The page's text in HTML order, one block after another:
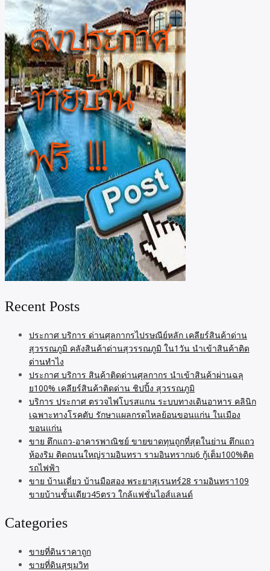
Recent Posts
ประกาศ บริการ ด่านศุลกากรไปรษณีย์หลัก เคลียร์สินค้าด่าน
สุวรรณภูมิ คลังสินค้าด่านสุวรรณภูมิ ใน1วัน นำเข้าสินค้าติด
ด่านทำไง
ประกาศ บริการ สินค้าติดด่านศุลกากร นำเข้าสินค้าผ่านฉลุ
ย100% เคลียร์สินค้าติดด่าน ชิปปิ้ง สุวรรณภูมิ
บริการ ประกาศ ตรวจไฟโบรสแกน ระบบทางเดินอาหาร คลินิก
เฉพาะทางโรคตับ รักษาแผลกรดไหลย้อนขอนแก่น ในเมือง
ขอนแก่น
ขาย ตึกแถว-อาคารพาณิชย์ ขายขาดทุนถูกที่สุดในย่าน ตึกแถว
ห้องริม ติดถนนใหญ่รามอินทรา รามอินทรากม6 กู้เต็ม100%ติด
รถไฟฟ้า
ขาย บ้านเดี่ยว บ้านมือสอง พระยาสุเรนทร์28 รามอินทรา109
ขายบ้านชั้นเดียว45ตรว ใกล้แฟชั่นไอส์แลนด์
Categories
ขายที่ดินราคาถูก
ขายที่ดินสุขุมวิท